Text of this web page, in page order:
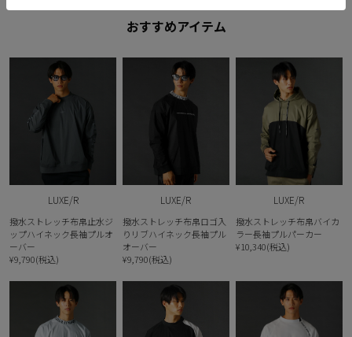
おすすめアイテム
LUXE/R
撥水ストレッチ布帛止水ジ
ップハイネック長袖プルオ
ーバー
¥9,790(税込)
LUXE/R
撥水ストレッチ布帛ロゴ入
りリブハイネック長袖プル
オーバー
¥9,790(税込)
LUXE/R
撥水ストレッチ布帛バイカ
ラー長袖プルパーカー
¥10,340(税込)